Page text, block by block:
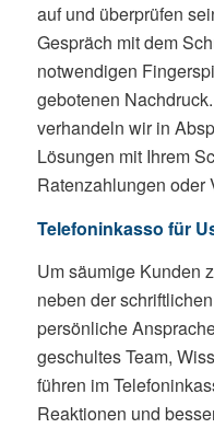
auf und überprüfen
Gespräch mit dem
notwendigen
gebotenen
verhandeln wir in
Lösungen mit Ihrem
Ratenzahlungen oder
Telefoninkasso für
Um säumige Kunden
neben der
persönliche
geschultes Team,
führen im
Reaktionen und